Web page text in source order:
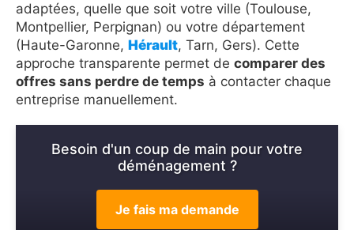
adaptées, quelle que soit votre ville (Toulouse,
Montpellier, Perpignan) ou votre département
(Haute-Garonne, Hérault, Tarn, Gers). Cette
approche transparente permet de comparer des
offres sans perdre de temps à contacter chaque
entreprise manuellement.
Besoin d'un coup de main pour votre
déménagement ?
Je fais ma demande